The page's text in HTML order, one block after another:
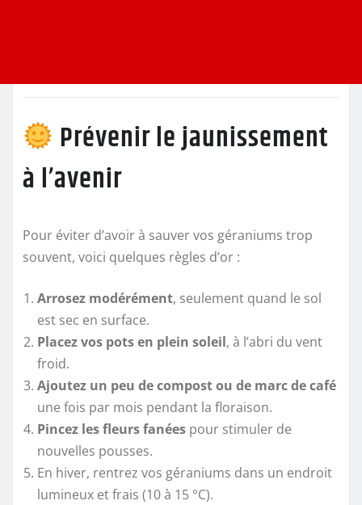
Prévenir le jaunissement
à l’avenir
Pour éviter d’avoir à sauver vos géraniums trop
souvent, voici quelques règles d’or :
Arrosez modérément, seulement quand le sol
est sec en surface.
Placez vos pots en plein soleil, à l’abri du vent
froid.
Ajoutez un peu de compost ou de marc de café
une fois par mois pendant la floraison.
Pincez les fleurs fanées pour stimuler de
nouvelles pousses.
En hiver, rentrez vos géraniums dans un endroit
lumineux et frais (10 à 15 °C).